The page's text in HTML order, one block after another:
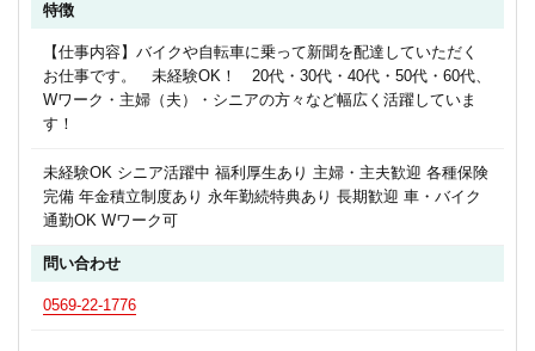
特徴
【仕事内容】バイクや自転車に乗って新聞を配達していただく
お仕事です。 未経験OK！ 20代・30代・40代・50代・60代、
Wワーク・主婦（夫）・シニアの方々など幅広く活躍していま
す！
未経験OK シニア活躍中 福利厚生あり 主婦・主夫歓迎 各種保険
完備 年金積立制度あり 永年勤続特典あり 長期歓迎 車・バイク
通勤OK Wワーク可
問い合わせ
0569-22-1776